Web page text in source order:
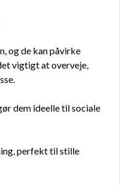
og de kan påvirke
vigtigt at overveje,
dem ideelle til sociale
perfekt til stille